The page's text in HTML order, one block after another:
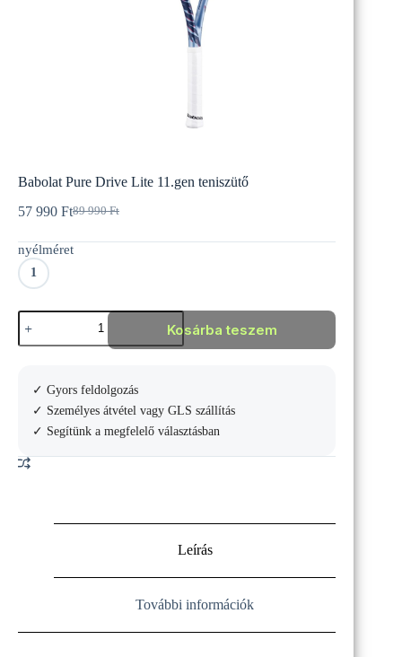
Babolat Pure Drive Lite 11.gen teniszütő
89 990Ft
Original
was:
57 990 FtCurrent
is:
nyélméret
1
Babolat
Pure
Drive
teniszütő
mennyiség
Kosárba teszem
✓ Gyors feldolgozás
✓ Személyes átvétel vagy GLS szállítás
✓ Segítünk a megfelelő választásban
Leírás
További információk